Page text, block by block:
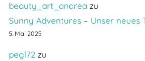
beauty_art_andrea zu
Sunny Adventures – Unser neues
5. Mai 2025
pegl72zu